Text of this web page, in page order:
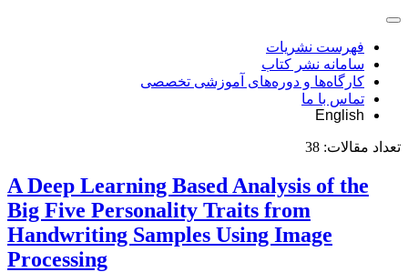
فهرست نشریات
سامانه نشر کتاب
کارگاه‌ها و دوره‌های آموزشی تخصصی
تماس با ما
English
تعداد مقالات: 38
A Deep Learning Based Analysis of the
Big Five Personality Traits from
Handwriting Samples Using Image
Processing